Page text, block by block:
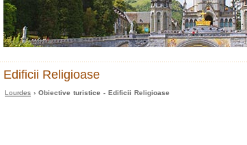
Edificii Religioase
Lourdes › Obiective turistice - Edificii Religioase